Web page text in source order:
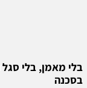
בלי מאמן, בלי
בסכנה